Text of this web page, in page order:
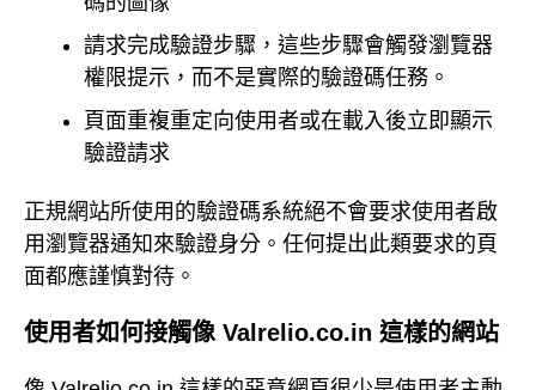
請求完成驗證步驟，這些步驟會觸發瀏覽器
權限提示，而不是實際的驗證碼任務。
頁面重複重定向使用者或在載入後立即顯示
驗證請求
正規網站所使用的驗證碼系統絕不會要求使用者啟
用瀏覽器通知來驗證身分。任何提出此類要求的頁
面都應謹慎對待。
使用者如何接觸像 Valrelio.co.in 這樣的網站